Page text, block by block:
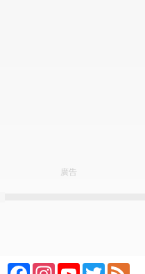
廣告
FacebookInstagramYouTubeTwitterFeed